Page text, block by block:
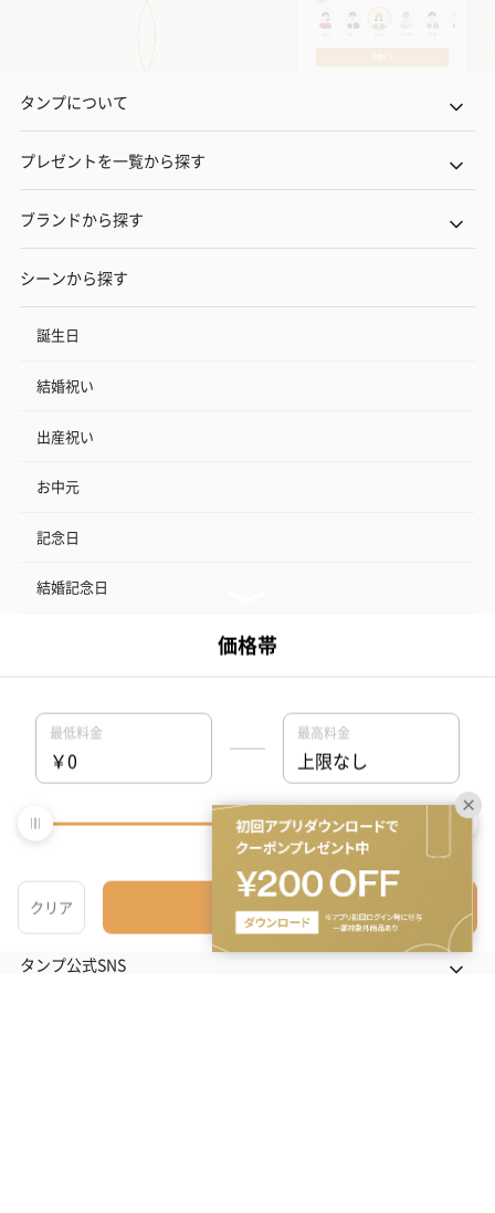
タンプについて
プレゼントを一覧から探す
ブランドから探す
シーンから探す
誕生日
結婚祝い
出産祝い
お中元
記念日
結婚記念日
出産内祝い
その他のシーン
ヘルプ・お問い合わせ
タンプ公式SNS